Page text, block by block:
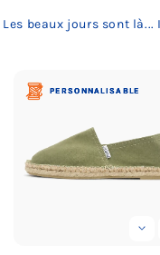
Les beaux jours sont
PERSONNALISABLE
PERSONNALISABLE
PERSONNALISABLE